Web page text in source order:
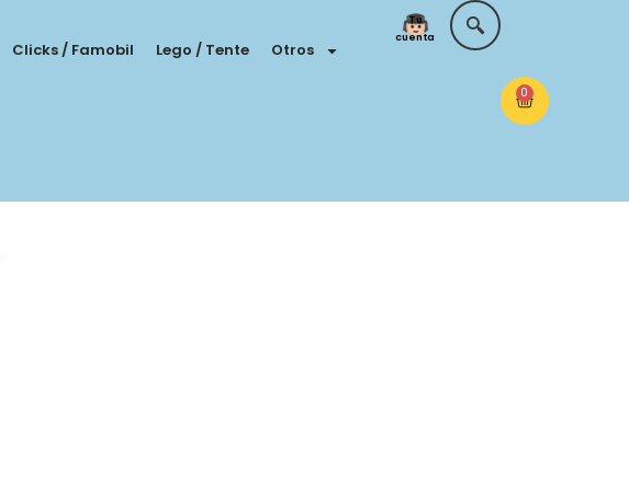
Clicks / Famobil Lego / Tente Otros
Tu
cuenta
0